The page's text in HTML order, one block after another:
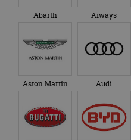
Abarth Aiways
Aston Martin Audi